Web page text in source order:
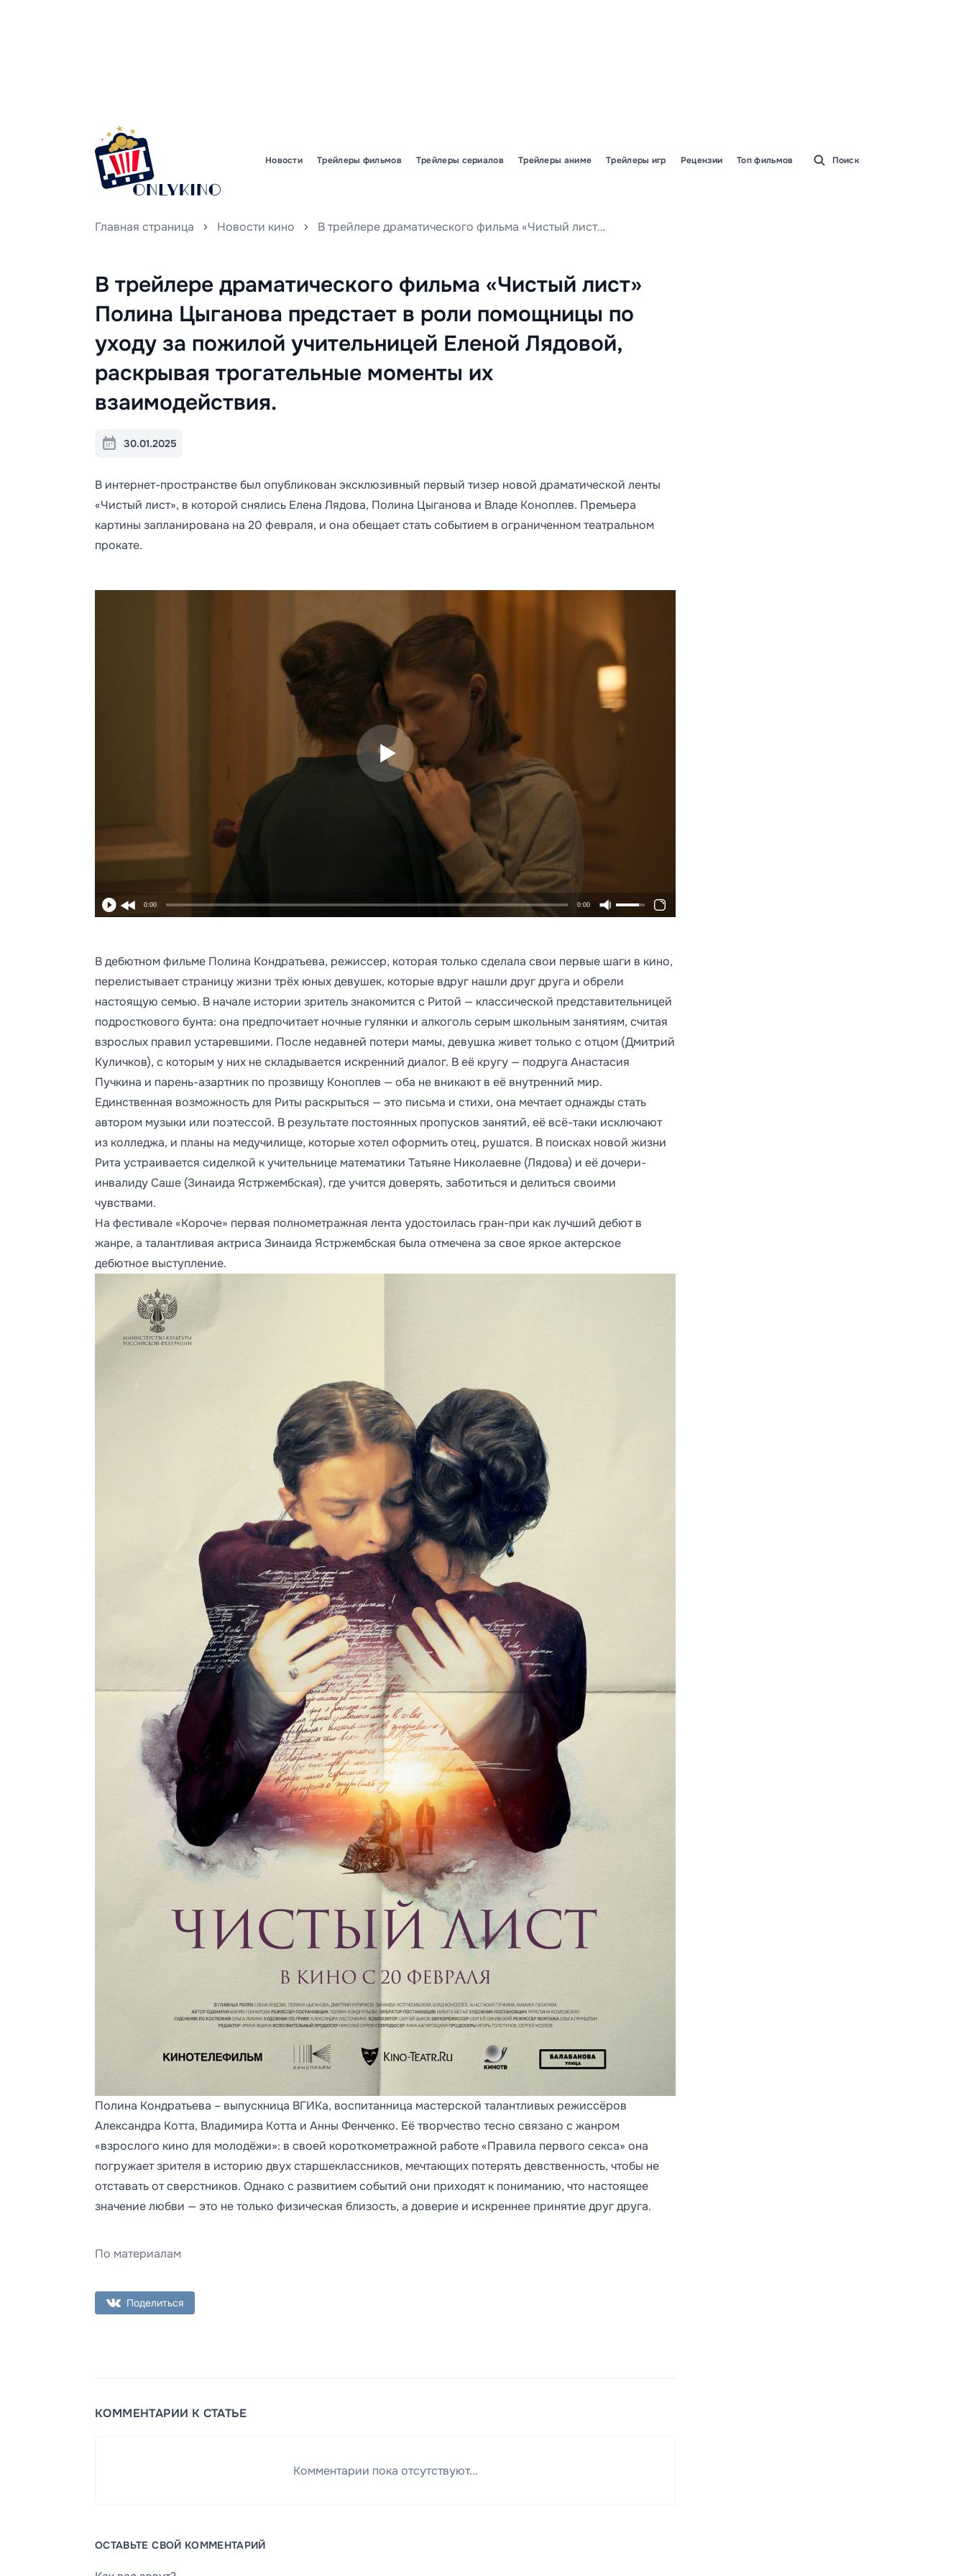
Новости Трейлеры фильмов Трейлеры сериалов Трейлеры аниме Трейлеры игр Рецензии Топ фильмов Поиск
Главная страница Новости кино В трейлере драматического фильма «Чистый лист» Полина Цыганова предстает в роли помощницы по уходу за пожилой учительницей Еленой Лядовой, раскрывая трогательные моменты их взаимодействия.
В трейлере драматического фильма «Чистый лист»
Полина Цыганова предстает в роли помощницы по
уходу за пожилой учительницей Еленой Лядовой,
раскрывая трогательные моменты их
взаимодействия.
30.01.2025
В интернет-пространстве был опубликован эксклюзивный первый тизер новой драматической ленты
«Чистый лист», в которой снялись Елена Лядова, Полина Цыганова и Владе Коноплев. Премьера
картины запланирована на 20 февраля, и она обещает стать событием в ограниченном театральном
прокате.
0:00 0:00
В дебютном фильме Полина Кондратьева, режиссер, которая только сделала свои первые шаги в кино,
перелистывает страницу жизни трёх юных девушек, которые вдруг нашли друг друга и обрели
настоящую семью. В начале истории зритель знакомится с Ритой — классической представительницей
подросткового бунта: она предпочитает ночные гулянки и алкоголь серым школьным занятиям, считая
взрослых правил устаревшими. После недавней потери мамы, девушка живет только с отцом (Дмитрий
Куличков), с которым у них не складывается искренний диалог. В её кругу — подруга Анастасия
Пучкина и парень-азартник по прозвищу Коноплев — оба не вникают в её внутренний мир.
Единственная возможность для Риты раскрыться — это письма и стихи, она мечтает однажды стать
автором музыки или поэтессой. В результате постоянных пропусков занятий, её всё-таки исключают
из колледжа, и планы на медучилище, которые хотел оформить отец, рушатся. В поисках новой жизни
Рита устраивается сиделкой к учительнице математики Татьяне Николаевне (Лядова) и её дочери-
инвалиду Саше (Зинаида Ястржембская), где учится доверять, заботиться и делиться своими
чувствами.
На фестивале «Короче» первая полнометражная лента удостоилась гран-при как лучший дебют в
жанре, а талантливая актриса Зинаида Ястржембская была отмечена за свое яркое актерское
дебютное выступление.
Полина Кондратьева – выпускница ВГИКа, воспитанница мастерской талантливых режиссёров
Александра Котта, Владимира Котта и Анны Фенченко. Её творчество тесно связано с жанром
«взрослого кино для молодёжи»: в своей короткометражной работе «Правила первого секса» она
погружает зрителя в историю двух старшеклассников, мечтающих потерять девственность, чтобы не
отставать от сверстников. Однако с развитием событий они приходят к пониманию, что настоящее
значение любви — это не только физическая близость, а доверие и искреннее принятие друг друга.
По материалам
Поделиться
КОММЕНТАРИИ К СТАТЬЕ
Комментарии пока отсутствуют...
ОСТАВЬТЕ СВОЙ КОММЕНТАРИЙ